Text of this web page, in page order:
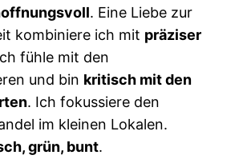
. Eine Liebe zur
kombiniere ich mit präziser
fühle mit den
und bin kritisch mit den
. Ich fokussiere den
im kleinen Lokalen.
grün, bunt.